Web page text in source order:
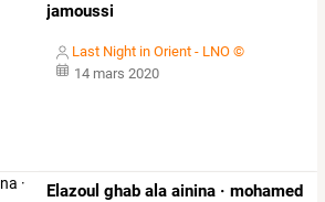
jamoussi
Last Night in Orient - LNO ©
14 mars 2020
Elazoul ghab ala ainina · mohamed